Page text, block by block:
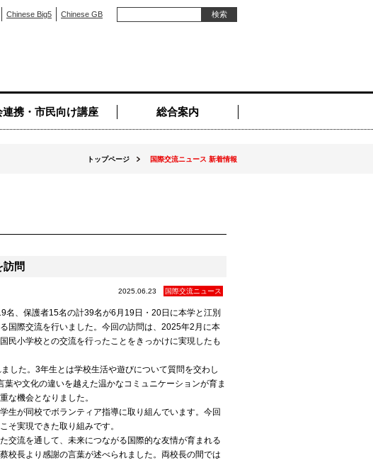
Chinese Big5 Chinese GB
連携・市民向け講座 総合案内
トップページ 国際交流ニュース 新着情報
訪問
2025.06.23 国際交流ニュース
、保護者15名の計39名が6月19日・20日に本学と江別
国際交流を行いました。今回の訪問は、2025年2月に本
民小学校との交流を行ったことをきっかけに実現したも
した。3年生とは学校生活や遊びについて質問を交わし
や文化の違いを越えた温かなコミュニケーションが育ま
な機会となりました。
が同校でボランティア指導に取り組んでいます。今回
そ実現できた取り組みです。
流を通して、未来につながる国際的な友情が育まれる
校長より感謝の言葉が述べられました。両校長の間では